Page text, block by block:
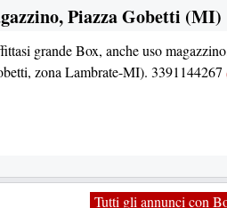
Piazza Gobetti (MI)
grande Box, anche uso
zona Lambrate-MI). 3391144267
Tutti gli annunci con